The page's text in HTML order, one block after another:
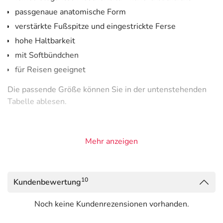
passgenaue anatomische Form
verstärkte Fußspitze und eingestrickte Ferse
hohe Haltbarkeit
mit Softbündchen
für Reisen geeignet
Die passende Größe können Sie in der untenstehenden
Tabelle ablesen.
Schuhgrößen
II
S 36-38
M 40-42 39-40
ca. 57-66
Mehr anzeigen
Kundenbewertung10
Noch keine Kundenrezensionen vorhanden.